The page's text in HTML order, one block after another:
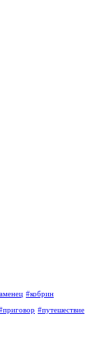
#кобрин
#путешествие